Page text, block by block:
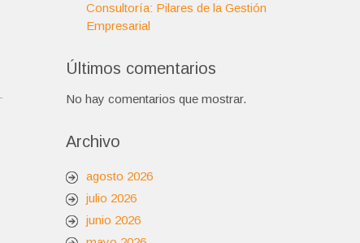
Consultoría: Pilares de la Gestión
Empresarial
Últimos comentarios
No hay comentarios que mostrar.
Archivo
agosto 2026
julio 2026
junio 2026